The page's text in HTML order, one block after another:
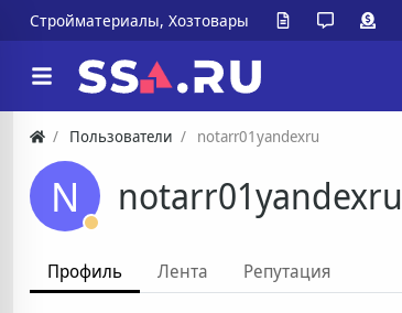
Стройматериалы, Хозтовары
Пользователи notarr01yandexru
N notarr01yandexru
Профиль Лента Репутация